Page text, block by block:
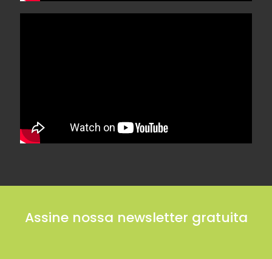
Assine nossa newsletter gratuita